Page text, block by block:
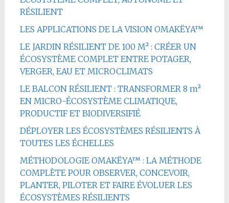
RÉSILIENT
LES APPLICATIONS DE LA VISION OMAKËYA™
LE JARDIN RÉSILIENT DE 100 M² : CRÉER UN
ÉCOSYSTÈME COMPLET ENTRE POTAGER,
VERGER, EAU ET MICROCLIMATS
LE BALCON RÉSILIENT : TRANSFORMER 8 m²
EN MICRO-ÉCOSYSTÈME CLIMATIQUE,
PRODUCTIF ET BIODIVERSIFIÉ
DÉPLOYER LES ÉCOSYSTÈMES RÉSILIENTS À
TOUTES LES ÉCHELLES
MÉTHODOLOGIE OMAKËYA™ : LA MÉTHODE
COMPLÈTE POUR OBSERVER, CONCEVOIR,
PLANTER, PILOTER ET FAIRE ÉVOLUER LES
ÉCOSYSTÈMES RÉSILIENTS